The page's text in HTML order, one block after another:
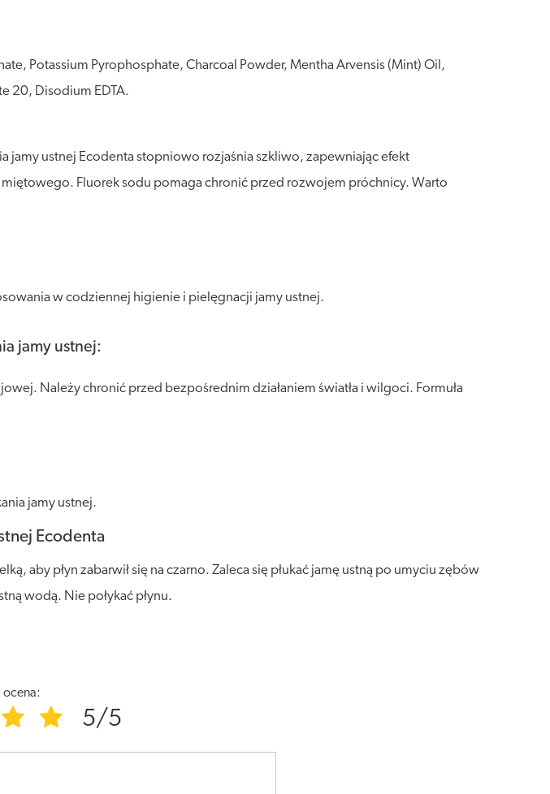
Potassium Pyrophosphate, Charcoal Powder, Mentha Arvensis (Mint) Oil,
20, Disodium EDTA.
jamy ustnej Ecodenta stopniowo rozjaśnia szkliwo, zapewniając efekt
Fluorek sodu pomaga chronić przed rozwojem próchnicy. Warto
w codziennej higienie i pielęgnacji jamy ustnej.
jamy ustnej:
Należy chronić przed bezpośrednim działaniem światła i wilgoci. Formuła
jamy ustnej.
Ecodenta
aby płyn zabarwił się na czarno. Zaleca się płukać jamę ustną po umyciu zębów
wodą. Nie połykać płynu.
ocena:
5/5